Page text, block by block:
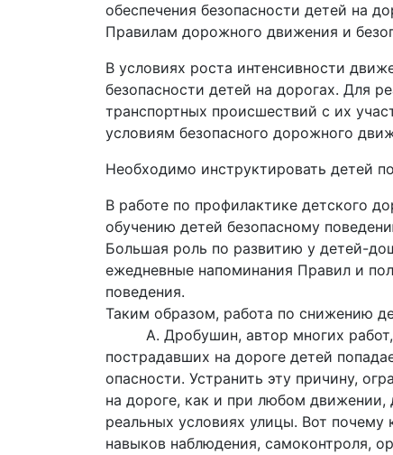
обеспечения безопасности детей на
Правилам дорожного движения и
В условиях роста интенсивности
безопасности детей на дорогах. Для
транспортных происшествий с их
условиям безопасного дорожного
Необходимо инструктировать детей
В работе по профилактике детского
обучению детей безопасному
Большая роль по развитию у детей-
ежедневные напоминания Правил и
поведения.
Таким образом, работа по снижению
А. Дробушин, автор многих работ,
пострадавших на дороге детей
опасности. Устранить эту причину,
на дороге, как и при любом движении,
реальных условиях улицы. Вот
навыков наблюдения, самоконтроля,